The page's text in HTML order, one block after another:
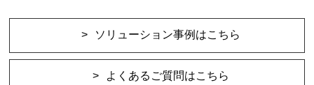
ソリューション事例はこちら
よくあるご質問はこちら